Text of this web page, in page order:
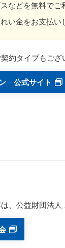
などを無料でご
い金をお支払い
約タイプもござ
公式サイト
、公益財団法